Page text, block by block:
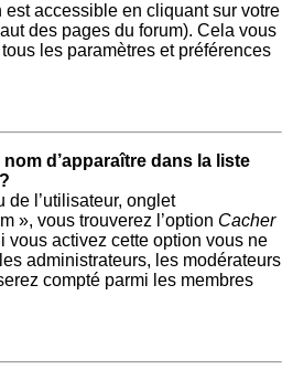
est accessible en cliquant sur votre
des pages du forum). Cela vous
les paramètres et préférences
d’apparaître dans la liste
de l’utilisateur, onglet
», vous trouverez l’option Cacher
vous activez cette option vous ne
administrateurs, les modérateurs
compté parmi les membres